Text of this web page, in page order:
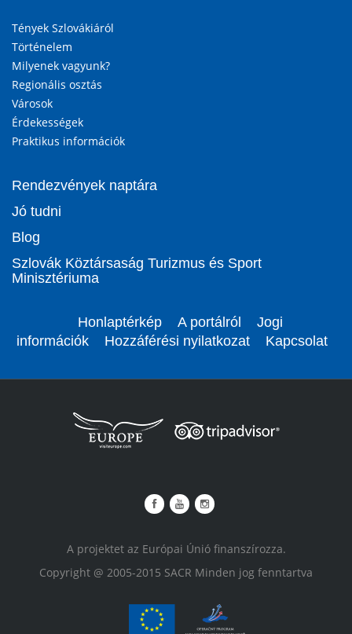
Tények Szlovákiáról
Történelem
Milyenek vagyunk?
Regionális osztás
Városok
Érdekességek
Praktikus információk
Rendezvények naptára
Jó tudni
Blog
Szlovák Köztársaság Turizmus és Sport
Minisztériuma
Honlaptérkép A portálról
Jogi
információk
Hozzáférési nyilatkozat Kapcsolat
A projektet az Európai Únió finanszírozza.
Copyright @ 2005-2015 SACR Minden jog fenntartva